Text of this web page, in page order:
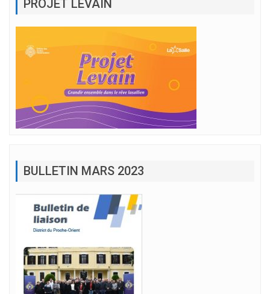
PROJET LEVAIN
BULLETIN MARS 2023